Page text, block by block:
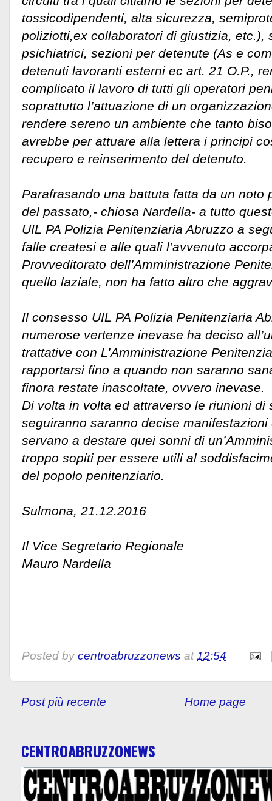
tossicodipendenti, alta sicurezza,
poliziotti,ex collaboratori di giustizia, etc.),
psichiatrici, sezioni per detenute (As e
detenuti lavoranti esterni ec art. 21 O.P.,
complicato il lavoro di tutti gli operatori
soprattutto l’attuazione di un
rendere sereno un ambiente che tanto
avrebbe per attuare alla lettera i principi
recupero e reinserimento del detenuto.
Parafrasando una battuta fatta da un noto
del passato,- chiosa Nardella- a tutto
UIL PA Polizia Penitenziaria Abruzzo a
falle createsi e alle quali l’avvenuto
Provveditorato dell’Amministrazione
quello laziale, non ha fatto altro che
Il consesso UIL PA Polizia Penitenziaria
numerose vertenze inevase ha deciso
trattative con L’Amministrazione
rapportarsi fino a quando non saranno
finora restate inascoltate, ovvero inevase.
Di volta in volta ed attraverso le riunioni di
seguiranno saranno decise
servano a destare quei sonni di
troppo sopiti per essere utili al
del popolo penitenziario.
Sulmona, 21.12.2016
Il Vice Segretario Regionale
Mauro Nardella
Posted by centroabruzzonews at12:54
Post più recente Home page
CENTROABRUZZONEWS